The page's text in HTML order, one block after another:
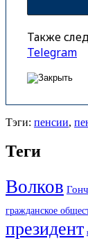
Также
Telegram
Тэги: пенсии,
Теги
Волков
гражданское
президент